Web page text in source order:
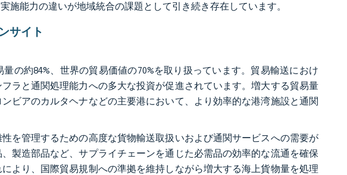
施能力の違いが地域統合の課題として引き続き存在しています。
サイト
の約84%、世界の貿易価値の70%を取り扱っています。貿易輸送におけ
ラと通関処理能力への多大な投資が促進されています。増大する貿易量
ビアのカルタヘナなどの主要港において、より効率的な港湾施設と通関
を管理するための高度な貨物輸送取扱いおよび通関サービスへの需要が
製造部品など、サプライチェーンを通じた必需品の効率的な流通を確保
より、国際貿易規制への準拠を維持しながら増大する海上貨物量を処理